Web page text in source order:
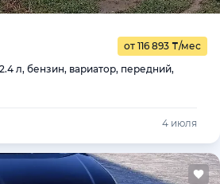
от 116 893 ₸/мес
л, бензин, вариатор, передний,
4 июля